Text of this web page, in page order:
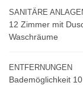
SANITÄRE
12 Zimmer mit
Waschräume
ENTFERNUNGEN
Bademöglichkeit